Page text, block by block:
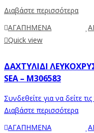
Διαβάστε περισσότερα
ΑΓΑΠΗΜΕΝΑ
Quick view
ΔΑΧΤΥΛΊΔΙ
SEA – M306583
Συνδεθείτε για να δείτε τις
Διαβάστε περισσότερα
ΑΓΑΠΗΜΕΝΑ